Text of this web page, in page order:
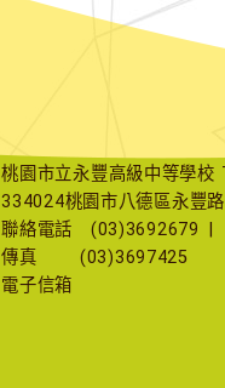
桃園市立永豐高級中等學
334024桃園市八德區永豐
聯絡電話
(03)3692679
傳真
(03)3697425
電子信箱